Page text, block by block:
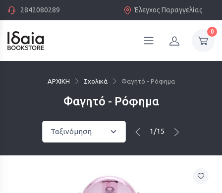
2842080289 Έλεγχος Παραγγελίας
0
ΑΡΧΙΚΗ Σχολικά Φαγητό - Ρόφημα
Φαγητό - Ρόφημα
1/15